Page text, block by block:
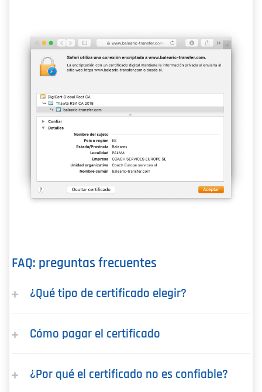
FAQ: preguntas frecuentes
¿Qué tipo de certificado elegir?
Cómo pagar el certificado
¿Por qué el certificado no es confiable?